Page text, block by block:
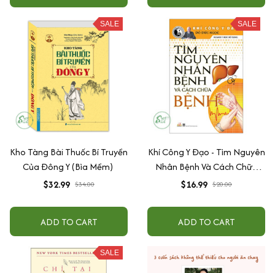
SALE
Kho Tàng Bài Thuốc Bí Truyền
Của Đông Y (Bìa Mềm)
$32.99 $34.00
ADD TO CART
SALE
Khí Công Y Đạo - Tìm Nguyên
Nhân Bệnh Và Cách Chữa
Bệnh - Đỗ Đức Ngọc
$16.99 $20.00
ADD TO CART
SALE